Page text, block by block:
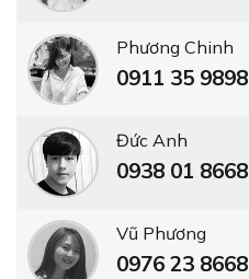
Phương Chinh
0911 35 9898
Đức Anh
0938 01 8668
Vũ Phương
0976 23 8668